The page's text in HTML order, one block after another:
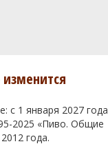
с 1 января 2027 года
2025 «Пиво. Общие
года.